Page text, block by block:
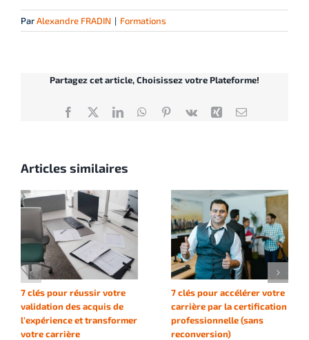
ParAlexandre FRADIN | Formations
Partagez cet article, Choisissez votre Plateforme!
Facebook
X LinkedInWhatsApp
Pinterest
Vk Xing Email
Articles similaires
7 clés pour réussir votre
validation des acquis de
l’expérience et transformer
votre carrière
7 clés pour accélérer votre
carrière par la certification
professionnelle (sans
reconversion)